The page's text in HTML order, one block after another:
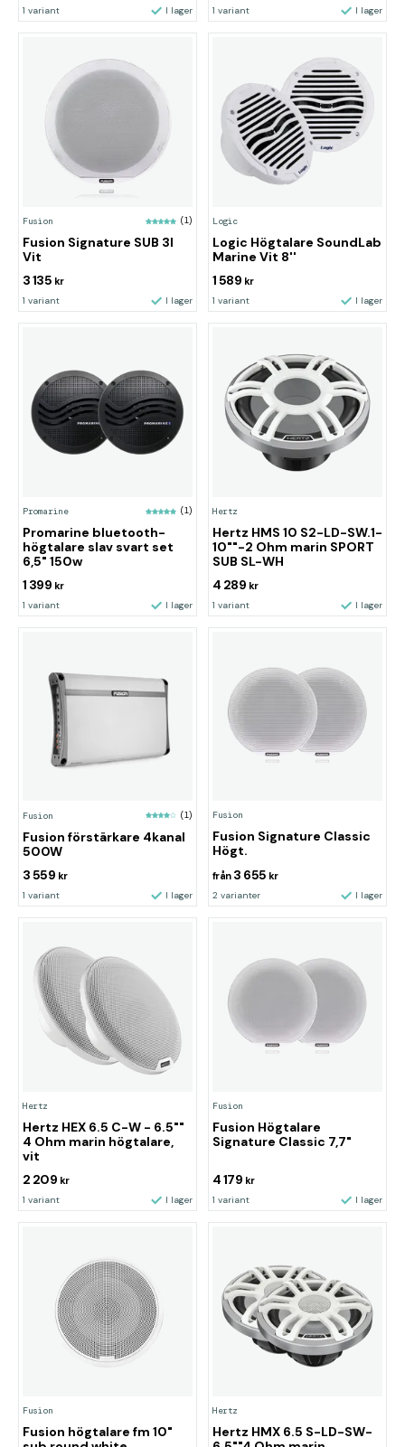
1 variant I lager 1 variant I lager
Fusion (1)
Fusion Signature SUB 3I
Vit
3 135 kr
1 variant I lager
Logic
Logic Högtalare SoundLab
Marine Vit 8''
1 589 kr
1 variant I lager
Promarine (1)
Promarine bluetooth-
högtalare slav svart set
6,5" 150w
1 399 kr
1 variant I lager
Hertz
Hertz HMS 10 S2-LD-SW.1-
10""-2 Ohm marin SPORT
SUB SL-WH
4 289 kr
1 variant I lager
Fusion (1)
Fusion förstärkare 4kanal
500W
3 559 kr
1 variant I lager
Fusion
Fusion Signature Classic
Högt.
från 3 655 kr
2 varianter I lager
Hertz
Hertz HEX 6.5 C-W - 6.5""
4 Ohm marin högtalare,
vit
2 209 kr
1 variant I lager
Fusion
Fusion Högtalare
Signature Classic 7,7"
4 179 kr
1 variant I lager
Fusion
Fusion högtalare fm 10"
Hertz
Hertz HMX 6.5 S-LD-SW-